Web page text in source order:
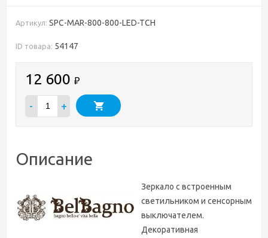
Артикул: SPC-MAR-800-800-LED-TCH
ID товара: 54147
12 600 ₽
- +
Описание
Зеркало с встроенным
светильником и сенсорным
выключателем.
Декоративная